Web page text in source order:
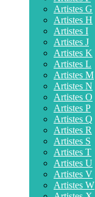
Artistes G
Artistes H
Artistes I
Artistes J
Artistes K
Artistes L
Artistes M
Artistes N
Artistes O
Artistes P
Artistes Q
Artistes R
Artistes S
Artistes T
Artistes U
Artistes V
Artistes W